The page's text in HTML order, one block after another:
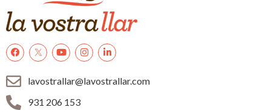
lavostrallar@lavostrallar.com
931 206 153